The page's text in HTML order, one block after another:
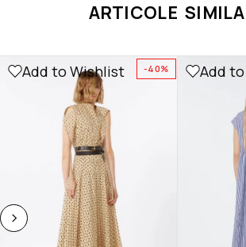
ARTICOLE
-40%
Add to Wishlist Add